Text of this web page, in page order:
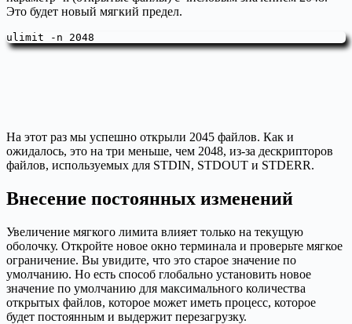
Это будет новый мягкий предел.
ulimit -n 2048
На этот раз мы успешно открыли 2045 файлов. Как и
ожидалось, это на три меньше, чем 2048, из-за дескрипторов
файлов, используемых для STDIN, STDOUT и STDERR.
Внесение постоянных изменений
Увеличение мягкого лимита влияет только на текущую
оболочку. Откройте новое окно терминала и проверьте мягкое
ограничение. Вы увидите, что это старое значение по
умолчанию. Но есть способ глобально установить новое
значение по умолчанию для максимального количества
открытых файлов, которое может иметь процесс, которое
будет постоянным и выдержит перезагрузку.